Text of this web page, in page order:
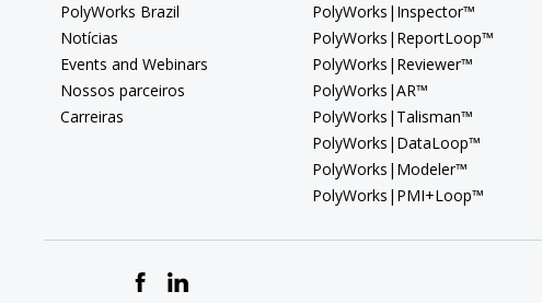
PolyWorks Brazil
Notícias
Events and Webinars
Nossos parceiros
Carreiras
PolyWorks|Inspector™
PolyWorks|ReportLoop™
PolyWorks|Reviewer™
PolyWorks|AR™
PolyWorks|Talisman™
PolyWorks|DataLoop™
PolyWorks|Modeler™
PolyWorks|PMI+Loop™